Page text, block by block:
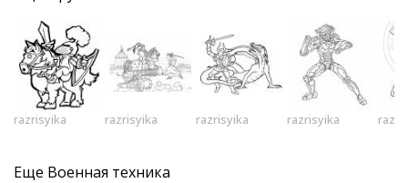
razrisyika razrisyika razrisyika razrisyika
Еще Военная техника